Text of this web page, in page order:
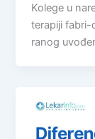
Kolege u
terapiji fabri-
ranog